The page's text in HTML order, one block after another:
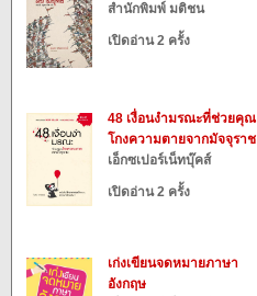
สำนักพิมพ์ มติชน
เปิดอ่าน 2 ครั้ง
48 เงื่อนงำมรณะที่ช่วยคุณ
โกงความตายจากมัจจุราช
เอ็กซเปอร์เน็ทบุ๊คส์
เปิดอ่าน 2 ครั้ง
เก่งเขียนจดหมายภาษา
อังกฤษ